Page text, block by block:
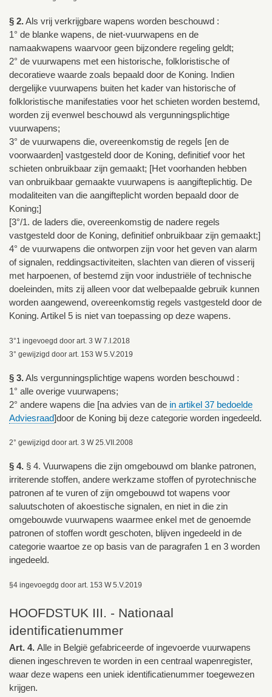
§ 2.Als vrij verkrijgbare wapens worden beschouwd :
1° de blanke wapens, de niet-vuurwapens en de
namaakwapens waarvoor geen bijzondere regeling geldt;
2° de vuurwapens met een historische, folkloristische of
decoratieve waarde zoals bepaald door de Koning. Indien
dergelijke vuurwapens buiten het kader van historische of
folkloristische manifestaties voor het schieten worden bestemd,
worden zij evenwel beschouwd als vergunningsplichtige
vuurwapens;
3° de vuurwapens die, overeenkomstig de regels [en de
voorwaarden] vastgesteld door de Koning, definitief voor het
schieten onbruikbaar zijn gemaakt; [Het voorhanden hebben
van onbruikbaar gemaakte vuurwapens is aangifteplichtig. De
modaliteiten van die aangifteplicht worden bepaald door de
Koning;]
[3°/1. de laders die, overeenkomstig de nadere regels
vastgesteld door de Koning, definitief onbruikbaar zijn gemaakt;]
4° de vuurwapens die ontworpen zijn voor het geven van alarm
of signalen, reddingsactiviteiten, slachten van dieren of visserij
met harpoenen, of bestemd zijn voor industriële of technische
doeleinden, mits zij alleen voor dat welbepaalde gebruik kunnen
worden aangewend, overeenkomstig regels vastgesteld door de
Koning. Artikel 5 is niet van toepassing op deze wapens.
3°1 ingevoegd door art. 3 W 7.I.2018
3° gewijzigd door art. 153 W 5.V.2019
§ 3.Als vergunningsplichtige wapens worden beschouwd :
1° alle overige vuurwapens;
2° andere wapens die [na advies van de in artikel 37 bedoelde
Adviesraad]door de Koning bij deze categorie worden ingedeeld.
2° gewijzigd door art. 3 W 25.VII.2008
§ 4. § 4. Vuurwapens die zijn omgebouwd om blanke patronen,
irriterende stoffen, andere werkzame stoffen of pyrotechnische
patronen af te vuren of zijn omgebouwd tot wapens voor
saluutschoten of akoestische signalen, en niet in die zin
omgebouwde vuurwapens waarmee enkel met de genoemde
patronen of stoffen wordt geschoten, blijven ingedeeld in de
categorie waartoe ze op basis van de paragrafen 1 en 3 worden
ingedeeld.
§4 ingevoegdg door art. 153 W 5.V.2019
HOOFDSTUK III. - Nationaal
identificatienummer
Art. 4. Alle in België gefabriceerde of ingevoerde vuurwapens
dienen ingeschreven te worden in een centraal wapenregister,
waar deze wapens een uniek identificatienummer toegewezen
krijgen.